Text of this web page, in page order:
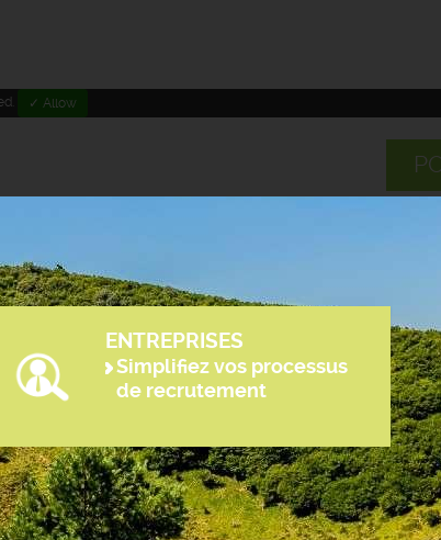
✓ Allow
ENTREPRISES
Simplifiez vos processus
de recrutement